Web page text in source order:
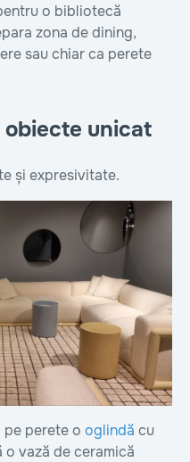
o bibliotecă
zona de dining,
sau chiar ca perete
obiecte unicat
și expresivitate.
pe perete o oglindă cu
vază de ceramică